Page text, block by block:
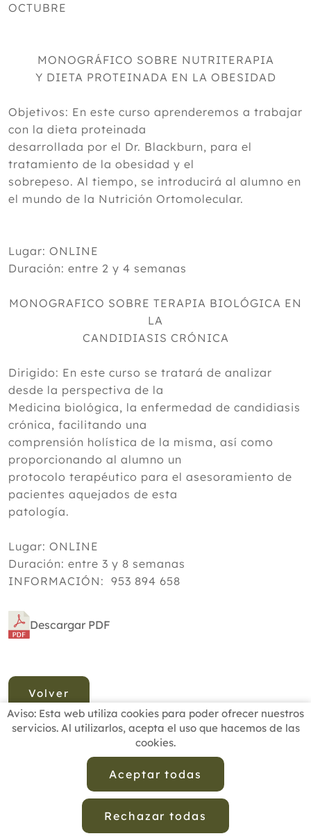
OCTUBRE
MONOGRÁFICO SOBRE NUTRITERAPIA
Y DIETA PROTEINADA EN LA OBESIDAD
Objetivos: En este curso aprenderemos a trabajar
con la dieta proteinada
desarrollada por el Dr. Blackburn, para el
tratamiento de la obesidad y el
sobrepeso. Al tiempo, se introducirá al alumno en
el mundo de la Nutrición Ortomolecular.
Lugar: ONLINE
Duración: entre 2 y 4 semanas
MONOGRAFICO SOBRE TERAPIA BIOLÓGICA EN
LA
CANDIDIASIS CRÓNICA
Dirigido: En este curso se tratará de analizar
desde la perspectiva de la
Medicina biológica, la enfermedad de candidiasis
crónica, facilitando una
comprensión holística de la misma, así como
proporcionando al alumno un
protocolo terapéutico para el asesoramiento de
pacientes aquejados de esta
patología.
Lugar: ONLINE
Duración: entre 3 y 8 semanas
INFORMACIÓN: 953 894 658
Descargar PDF
Volver
Aviso: Esta web utiliza cookies para poder ofrecer nuestros
servicios. Al utilizarlos, acepta el uso que hacemos de las
cookies.
Aceptar todas
Rechazar todas
BUSCADOR PROFESIONALES
ESCUELAS RECOMENDADAS
CONTACTO
Política de Privacidad de Datos
Política de Calidad
Política de Cookies